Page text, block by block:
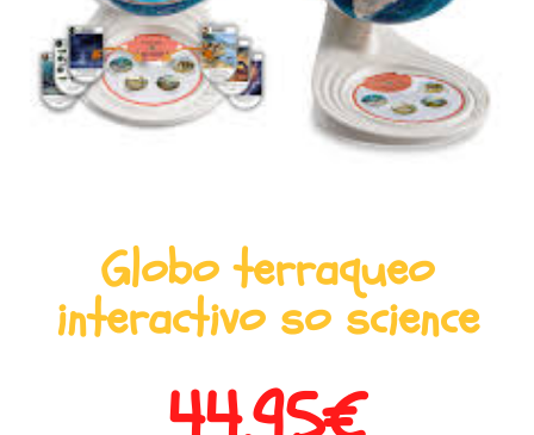
Globo terraqueo
interactivo so science